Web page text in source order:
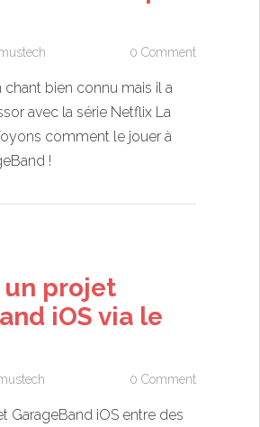
0 Comment
chant bien connu mais il a
avec la série Netflix La
comment le jouer à
!
un projet
iOS via le
0 Comment
GarageBand iOS entre des